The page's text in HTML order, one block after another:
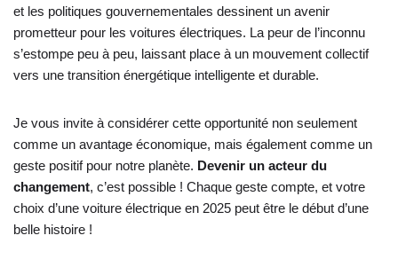
et les politiques gouvernementales dessinent un avenir
prometteur pour les voitures électriques. La peur de l’inconnu
s’estompe peu à peu, laissant place à un mouvement collectif
vers une transition énergétique intelligente et durable.
Je vous invite à considérer cette opportunité non seulement
comme un avantage économique, mais également comme un
geste positif pour notre planète. Devenir un acteur du
changement, c’est possible ! Chaque geste compte, et votre
choix d’une voiture électrique en 2025 peut être le début d’une
belle histoire !